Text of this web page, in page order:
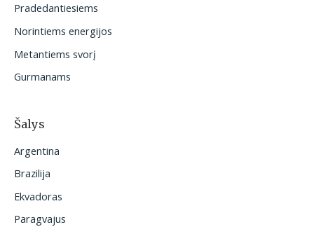
:
Pradedantiesiems
Norintiems energijos
Metantiems svorį
Gurmanams
Šalys
Argentina
Brazilija
Ekvadoras
Paragvajus